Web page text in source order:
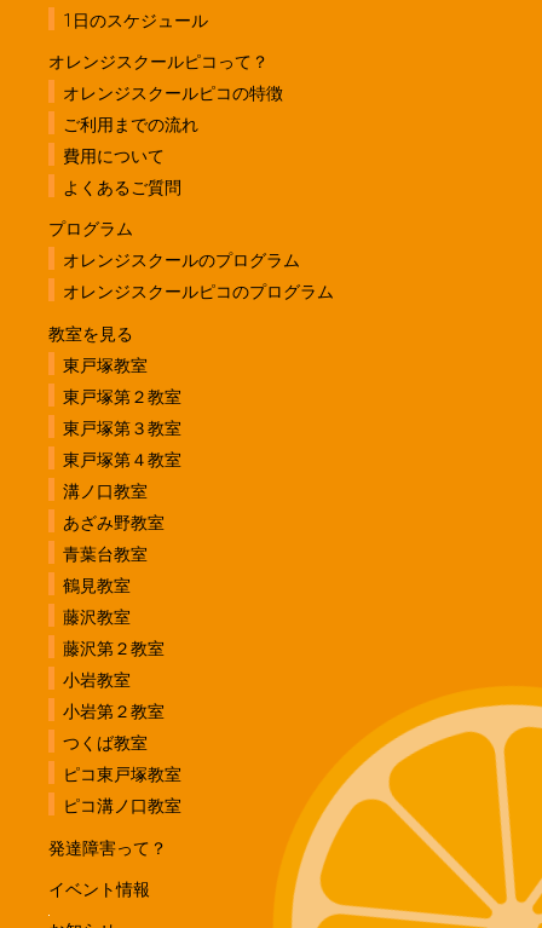
1日のスケジュール
オレンジスクールピコって？
オレンジスクールピコの特徴
ご利用までの流れ
費用について
よくあるご質問
プログラム
オレンジスクールのプログラム
オレンジスクールピコのプログラム
教室を見る
東戸塚教室
東戸塚第２教室
東戸塚第３教室
東戸塚第４教室
溝ノ口教室
あざみ野教室
青葉台教室
鶴見教室
藤沢教室
藤沢第２教室
小岩教室
小岩第２教室
つくば教室
ピコ東戸塚教室
ピコ溝ノ口教室
発達障害って？
イベント情報